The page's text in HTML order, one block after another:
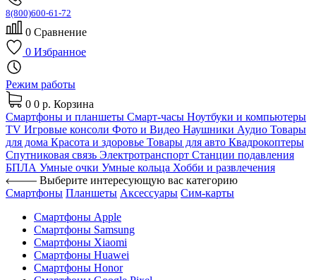
8(800)600-61-72
0 Сравнение
0 Избранное
Режим работы
0 0 р. Корзина
Смартфоны и планшеты Смарт-часы Ноутбуки и компьютеры
TV Игровые консоли Фото и Видео Наушники Аудио Товары
для дома Красота и здоровье Товары для авто Квадрокоптеры
Спутниковая связь Электротранспорт Станции подавления
БПЛА Умные очки Умные кольца Хобби и развлечения
Выберите интересующую вас категорию
Смартфоны Планшеты Аксессуары Сим-карты
Смартфоны Apple
Смартфоны Samsung
Смартфоны Xiaomi
Смартфоны Huawei
Смартфоны Honor